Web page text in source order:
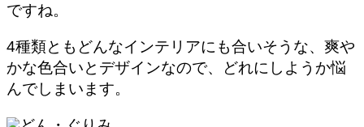
ですね。
4種類ともどんなインテリアにも合いそうな、爽や
かな色合いとデザインなので、どれにしようか悩
んでしまいます。